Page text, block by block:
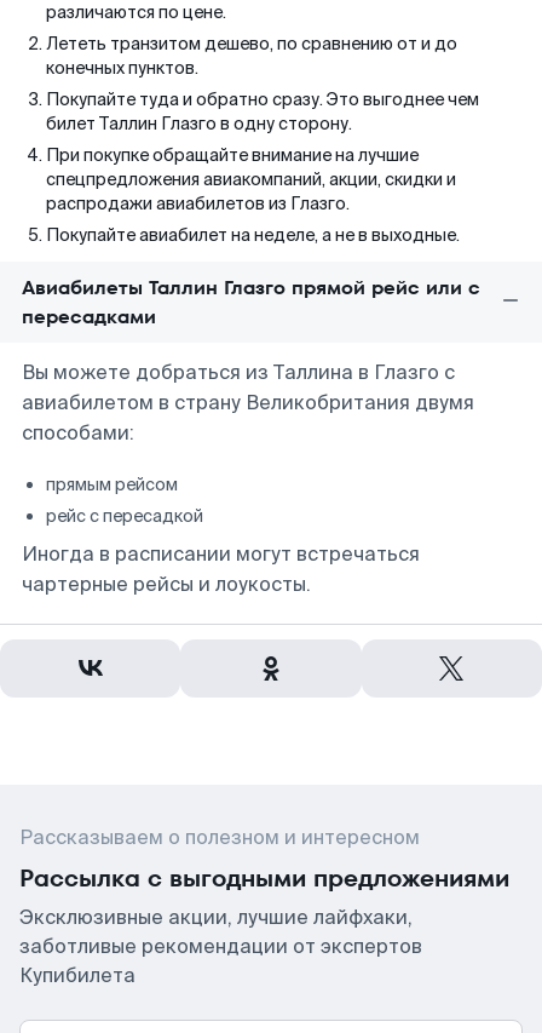
различаются по цене.
Лететь транзитом дешево, по сравнению от и до
конечных пунктов.
Покупайте туда и обратно сразу. Это выгоднее чем
билет Таллин Глазго в одну сторону.
При покупке обращайте внимание на лучшие
спецпредложения авиакомпаний, акции, скидки и
распродажи авиабилетов из Глазго.
Покупайте авиабилет на неделе, а не в выходные.
Авиабилеты Таллин Глазго прямой рейс или с
пересадками
Вы можете добраться из Таллина в Глазго с
авиабилетом в страну Великобритания двумя
способами:
прямым рейсом
рейс с пересадкой
Иногда в расписании могут встречаться
чартерные рейсы и лоукосты.
Рассказываем о полезном и интересном
Рассылка с выгодными предложениями
Эксклюзивные акции, лучшие лайфхаки,
заботливые рекомендации от экспертов
Купибилета